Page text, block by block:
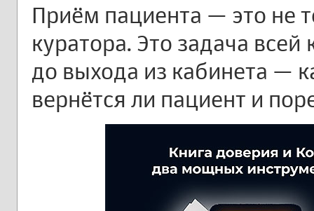
Приём пациента — это не
куратора. Это задача
до выхода из кабинета —
вернётся ли пациент и